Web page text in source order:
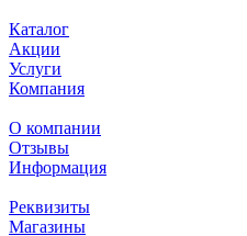
Каталог
Акции
Услуги
Компания
О компании
Отзывы
Информация
Реквизиты
Магазины